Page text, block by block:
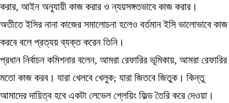
করার, আইন অনুযায়ী কাজ করার ও ন্যয়সঙ্গতভাবে কাজ করার।
অতীতে ইসির নানা কাজের সমালোচনা হলেও বর্তমান ইসি ভালোভাবে কাজ
করবে বলে প্রত্যয় ব্যক্ত করেন তিনি।
প্রধান নির্বাচন কমিশনার বলেন, আমরা রেফারির ভূমিকায়, আমরা রেফারির
মতো কাজ করব। যারা খেলবে খেলুক; যারা জিতবে জিতুক। কিন্তু
আমাদের দায়িত্ব হবে একটা লেভেল প্লেয়িং ফিল্ড তৈরি করে দেওয়া।